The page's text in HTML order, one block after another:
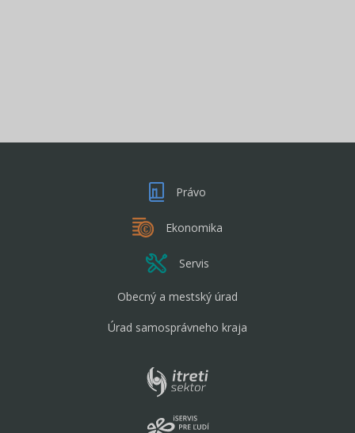
Právo
Ekonomika
Servis
Obecný a mestský úrad
Úrad samosprávneho kraja